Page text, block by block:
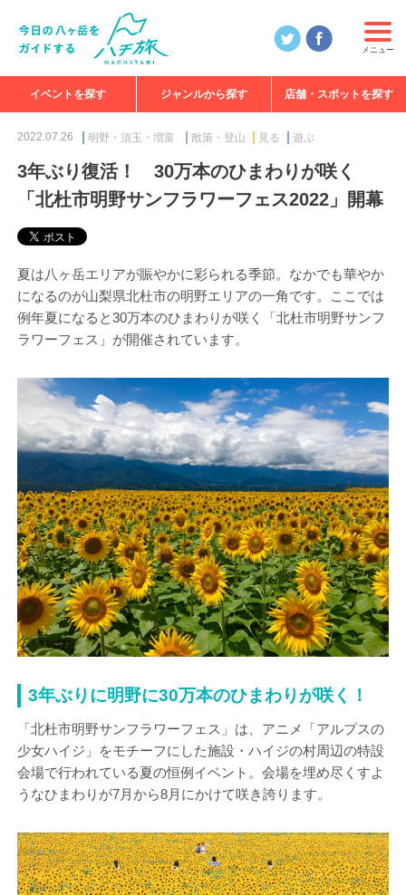
メニュー
イベントを探す ジャンルから探す 店舗・スポットを探す
2022.07.26 明野・須玉・増富 散策・登山 見る 遊ぶ
3年ぶり復活！ 30万本のひまわりが咲く
「北杜市明野サンフラワーフェス2022」開幕
夏は八ヶ岳エリアが賑やかに彩られる季節。なかでも華やか
になるのが山梨県北杜市の明野エリアの一角です。ここでは
例年夏になると30万本のひまわりが咲く「北杜市明野サンフ
ラワーフェス」が開催されています。
3年ぶりに明野に30万本のひまわりが咲く！
「北杜市明野サンフラワーフェス」は、アニメ「アルプスの
少女ハイジ」をモチーフにした施設・ハイジの村周辺の特設
会場で行われている夏の恒例イベント。会場を埋め尽くすよ
うなひまわりが7月から8月にかけて咲き誇ります。